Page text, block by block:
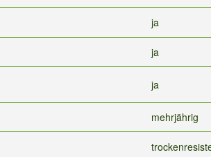
ja
ja
ja
mehrjährig